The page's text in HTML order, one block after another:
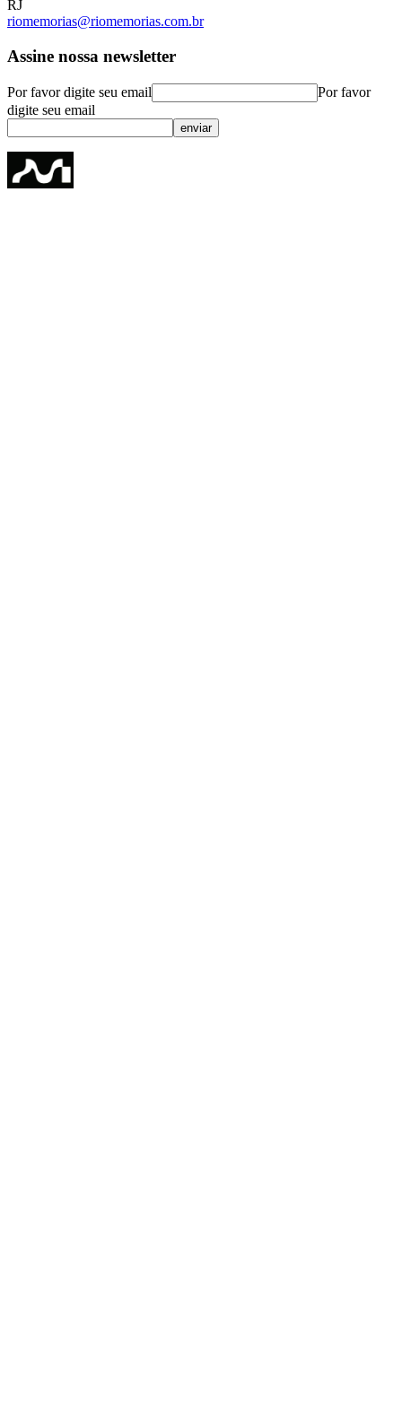
RJ
riomemorias@riomemorias.com.br
Assine nossa newsletter
Por favor digite seu email
Por favor
digite seu email
enviar